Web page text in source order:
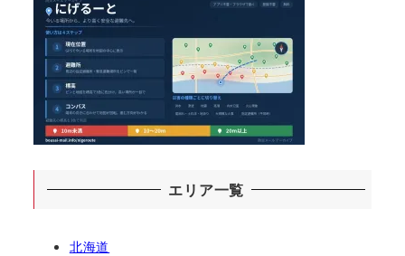
エリア一覧
北海道